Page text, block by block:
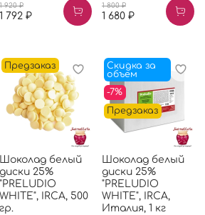
1 920 ₽
1 792 ₽
1 800 ₽
1 680 ₽
Предзаказ
Шоколад белый
диски 25%
"PRELUDIO
WHITE", IRCA, 500
гр.
Скидка за
объем
-7%
Предзаказ
Шоколад белый
диски 25%
"PRELUDIO
WHITE", IRCA,
Италия, 1 кг